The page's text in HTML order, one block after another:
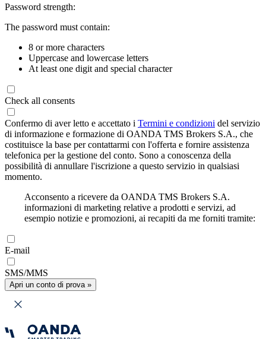
Password strength:
The password must contain:
8 or more characters
Uppercase and lowercase letters
At least one digit and special character
Check all consents
Confermo di aver letto e accettato i Termini e condizioni del servizio
di informazione e formazione di OANDA TMS Brokers S.A., che
costituisce la base per contattarmi con l'offerta e fornire assistenza
telefonica per la gestione del conto. Sono a conoscenza della
possibilità di annullare l'iscrizione a questo servizio in qualsiasi
momento.
Acconsento a ricevere da OANDA TMS Brokers S.A.
informazioni di marketing relative a prodotti e servizi, ad
esempio notizie e promozioni, ai recapiti da me forniti tramite:
E-mail
SMS/MMS
Apri un conto di prova »